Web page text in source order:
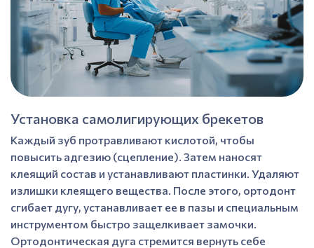
Установка самолигирующих брекетов
Каждый зуб протравливают кислотой, чтобы
повысить адгезию (сцепление). Затем наносят
клеящий состав и устанавливают пластинки. Удаляют
излишки клеящего вещества. После этого, ортодонт
сгибает дугу, устанавливает ее в пазы и специальным
инструментом быстро защелкивает замочки.
Ортодонтическая дуга стремится вернуть себе